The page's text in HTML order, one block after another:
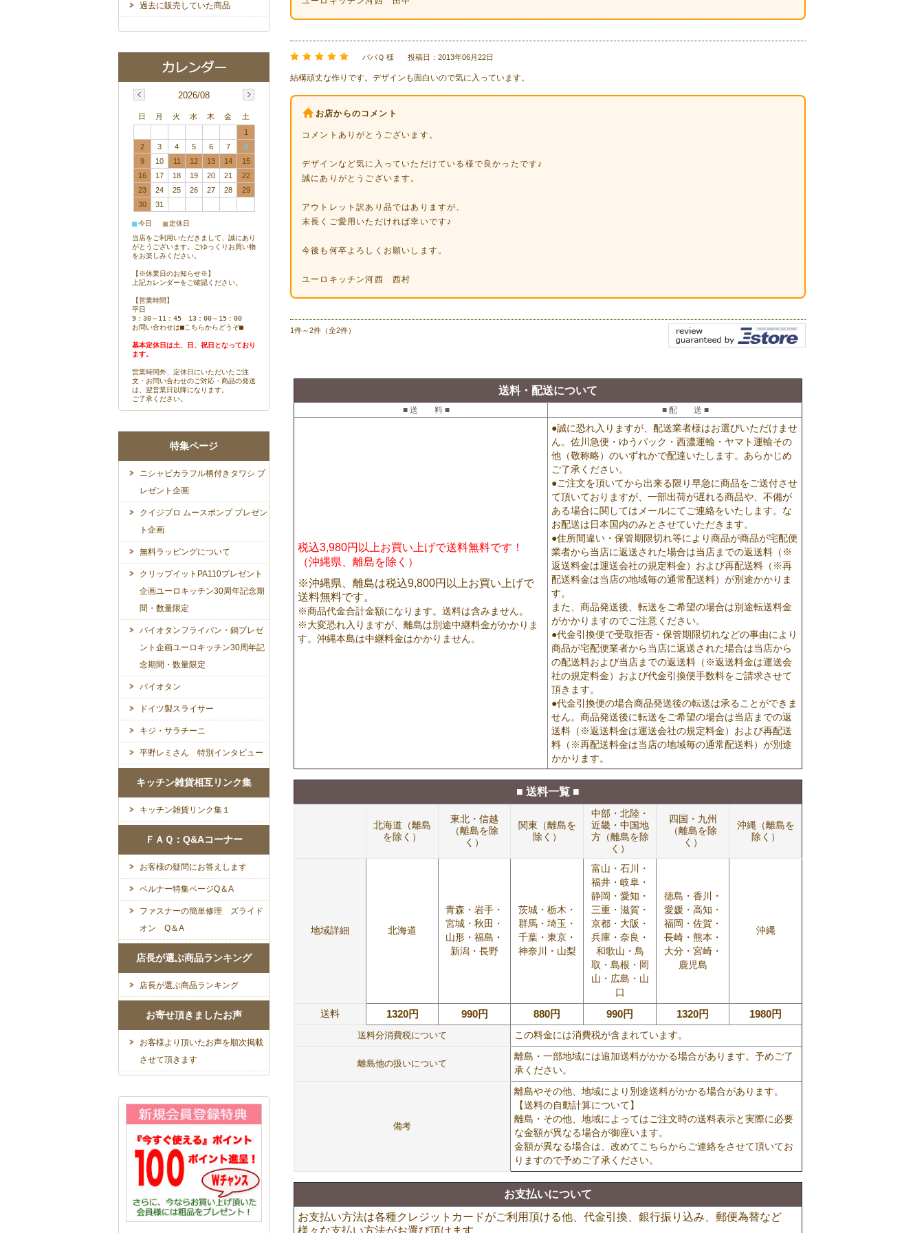
パパＱ 様 投稿日：2013年06月22日
結構頑丈な作りです。デザインも面白いので気に入っています。
お店からのコメント
コメントありがとうございます。
デザインなど気に入っていただけている様で良かったです♪
誠にありがとうございます。
アウトレット訳あり品ではありますが、
末長くご愛用いただければ幸いです♪
今後も何卒よろしくお願いします。
ユーロキッチン河西 西村
1件～2件（全2件）
送料・配送について
■ 送 料 ■ ■ 配 送 ■
税込3,980円以上お買い上げで送料無料です！
（沖縄県、離島を除く）
※沖縄県、離島は税込9,800円以上お買い上げで
送料無料です。
※商品代金合計金額になります。送料は含みません。
※大変恐れ入りますが、離島は別途中継料金がかかりま
す。沖縄本島は中継料金はかかりません。
●誠に恐れ入りますが、配送業者様はお選びいただけませ
ん。佐川急便・ゆうパック・西濃運輸・ヤマト運輸その
他（敬称略）のいずれかで配達いたします。あらかじめ
ご了承ください。
●ご注文を頂いてから出来る限り早急に商品をご送付させ
て頂いておりますが、一部出荷が遅れる商品や、不備が
ある場合に関してはメールにてご連絡をいたします。な
お配送は日本国内のみとさせていただきます。
●住所間違い・保管期限切れ等により商品が商品が宅配便
業者から当店に返送された場合は当店までの返送料（※
返送料金は運送会社の規定料金）および再配送料（※再
配送料金は当店の地域毎の通常配送料）が別途かかりま
す。
また、商品発送後、転送をご希望の場合は別途転送料金
がかかりますのでご注意ください。
●代金引換便で受取拒否・保管期限切れなどの事由により
商品が宅配便業者から当店に返送された場合は当店から
の配送料および当店までの返送料（※返送料金は運送会
社の規定料金）および代金引換便手数料をご請求させて
頂きます。
●代金引換便の場合商品発送後の転送は承ることができま
せん。商品発送後に転送をご希望の場合は当店までの返
送料（※返送料金は運送会社の規定料金）および再配送
料（※再配送料金は当店の地域毎の通常配送料）が別途
かかります。
■ 送料一覧 ■
北海道（離島
を除く）
東北・信越
（離島を除
く）
関東（離島を
除く）
中部・北陸・
近畿・中国地
方（離島を除
く）
四国・九州
（離島を除
く）
沖縄（離島を
除く）
地域詳細 北海道
青森・岩手・
宮城・秋田・
山形・福島・
新潟・長野
茨城・栃木・
群馬・埼玉・
千葉・東京・
神奈川・山梨
富山・石川・
福井・岐阜・
静岡・愛知・
三重・滋賀・
京都・大阪・
兵庫・奈良・
和歌山・鳥
取・島根・岡
山・広島・山
口
徳島・香川・
愛媛・高知・
福岡・佐賀・
長崎・熊本・
大分・宮崎・
鹿児島
沖縄
送料 1320円 990円 880円 990円 1320円 1980円
送料分消費税について この料金には消費税が含まれています。
離島他の扱いについて
離島・一部地域には追加送料がかかる場合があります。予めご了
承ください。
備考
離島やその他、地域により別途送料がかかる場合があります。
【送料の自動計算について】
離島・その他、地域によってはご注文時の送料表示と実際に必要
な金額が異なる場合が御座います。
金額が異なる場合は、改めてこちらからご連絡をさせて頂いてお
りますので予めご了承ください。
お支払いについて
お支払い方法は各種クレジットカードがご利用頂ける他、代金引換、銀行振り込み、郵便為替など
様々な支払い方法がお選び頂けます。
過去に販売していた商品
2026/08
日 月 火 水 木 金
土
1
2
3 4 5 6 7
8
9
10 11 12 13 14
15
16
17 18 19 20 21
22
23
24 25 26 27 28
29
30
31
■今日 ■定休日
当店をご利用いただきまして、誠にあり
がとうございます。ごゆっくりお買い物
をお楽しみください。
【※休業日のお知らせ※】
上記カレンダーをご確認ください。
【営業時間】
平日
9：30～11：45 13：00～15：00
お問い合わせは■こちらからどうぞ■
基本定休日は土、日、祝日となっており
ます。
営業時間外、定休日にいただいたご注
文・お問い合わせのご対応・商品の発送
は、翌営業日以降になります。
ご了承ください。
特集ページ
ニシャビカラフル柄付きタワシ プ
レゼント企画
クイジプロ ムースポンプ プレゼン
ト企画
無料ラッピングについて
クリップイットPA110プレゼント
企画ユーロキッチン30周年記念期
間・数量限定
バイオタンフライパン・鍋プレゼ
ント企画ユーロキッチン30周年記
念期間・数量限定
バイオタン
ドイツ製スライサー
キジ・サラチーニ
平野レミさん 特別インタビュー
キッチン雑貨相互リンク集
キッチン雑貨リンク集１
ＦＡＱ：Q&Aコーナー
お客様の疑問にお答えします
ベルナー特集ページQ＆A
ファスナーの簡単修理 ズライド
オン Q＆A
店長が選ぶ商品ランキング
店長が選ぶ商品ランキング
お寄せ頂きましたお声
お客様より頂いたお声を順次掲載
させて頂きます